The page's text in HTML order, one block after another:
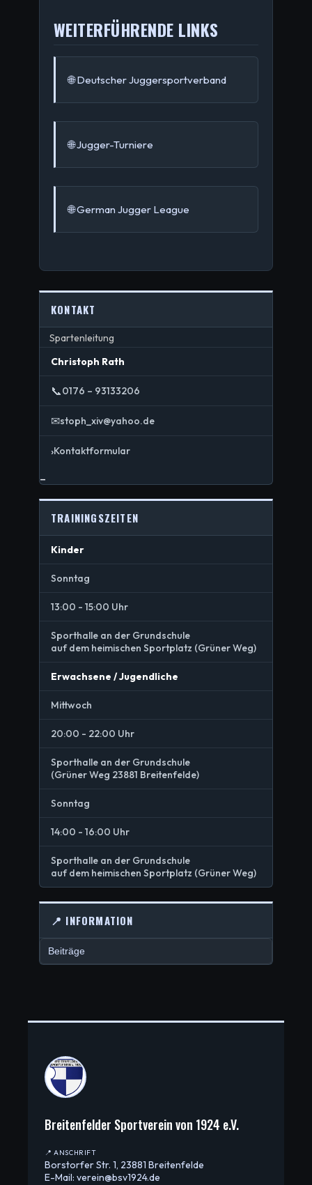
WEITERFÜHRENDE LINKS
🌐 Deutscher Juggersportverband
🌐 Jugger-Turniere
🌐 German Jugger League
KONTAKT
Spartenleitung
Christoph Rath
📞0176 – 93133206
✉stoph_xiv@yahoo.de
›Kontaktformular
TRAININGSZEITEN
Kinder
Sonntag
13:00 - 15:00 Uhr
Sporthalle an der Grundschule
auf dem heimischen Sportplatz (Grüner Weg)
Erwachsene / Jugendliche
Mittwoch
20:00 - 22:00 Uhr
Sporthalle an der Grundschule
(Grüner Weg 23881 Breitenfelde)
Sonntag
14:00 - 16:00 Uhr
Sporthalle an der Grundschule
auf dem heimischen Sportplatz (Grüner Weg)
📍 INFORMATION
Beiträge
Breitenfelder Sportverein von 1924 e.V.
📍 ANSCHRIFT
Borstorfer Str. 1, 23881 Breitenfelde
E-Mail: verein@bsv1924.de